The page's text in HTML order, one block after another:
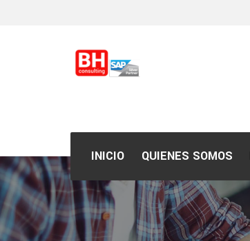
INICIO QUIENES SOMOS
Nuestro Fundador
Nuestra Identidad